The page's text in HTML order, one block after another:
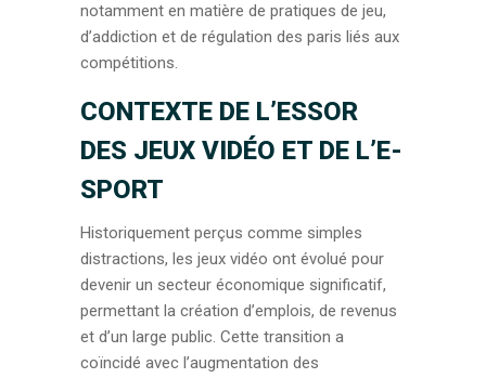
notamment en matière de pratiques de jeu,
d’addiction et de régulation des paris liés aux
compétitions.
CONTEXTE DE L’ESSOR
DES JEUX VIDÉO ET DE L’E-
SPORT
Historiquement perçus comme simples
distractions, les jeux vidéo ont évolué pour
devenir un secteur économique significatif,
permettant la création d’emplois, de revenus
et d’un large public. Cette transition a
coïncidé avec l’augmentation des